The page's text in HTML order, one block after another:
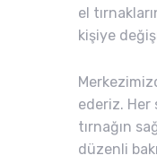
el
kişiye
ederiz. Her
tırnağın
düzenli